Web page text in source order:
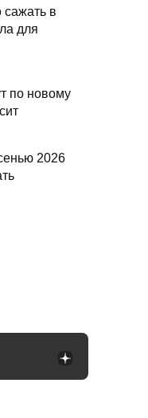
в
для
по новому
2026
пришлось
оидиум
с помощью